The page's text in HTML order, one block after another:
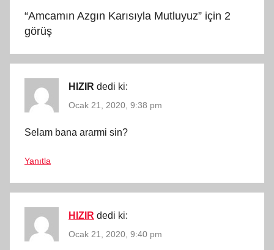
“Amcamın Azgın Karısıyla Mutluyuz” için 2
görüş
HIZIR dedi ki:
Ocak 21, 2020, 9:38 pm
Selam bana ararmi sin?
Yanıtla
HIZIR dedi ki:
Ocak 21, 2020, 9:40 pm